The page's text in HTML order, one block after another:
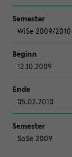
WiSe 2009/2010
12.10.2009
05.02.2010
SoSe 2009